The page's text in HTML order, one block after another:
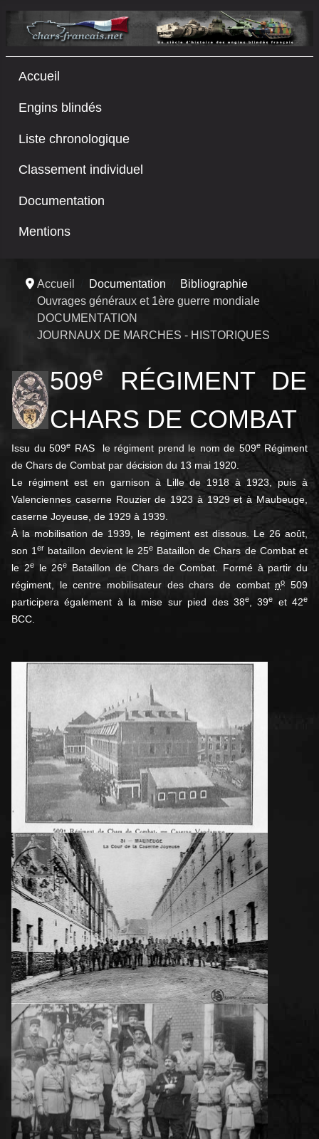
Accueil
Engins blindés
Liste chronologique
Classement individuel
Documentation
Mentions
Accueil Documentation
Bibliographie
Ouvrages généraux et 1ère guerre mondiale
DOCUMENTATION
JOURNAUX DE MARCHES - HISTORIQUES
509e
RÉGIMENT DE
CHARS DE COMBAT
Issu du 509e RAS le régiment prend le nom de 509eRégiment
de Chars de Combat par décision du 13 mai 1920
Le régiment est en garnison à Lille de 1918 à 1923, puis à
Valenciennes caserne Rouzier de 1923 à 1929 et à Maubeuge,
caserne Joyeuse, de 1929 à 1939
À la mobilisation de 1939, le régiment est dissous. Le 26 août
son 1er bataillon devient le 25eBataillon de Chars de Combat et
le 2ele 26e
Bataillon de Chars de Combat. Formé à partir du
régiment, le centre mobilisateur des chars de combat no
509
participera également à la mise sur pied des 38e, 39e et 42e
BCC.